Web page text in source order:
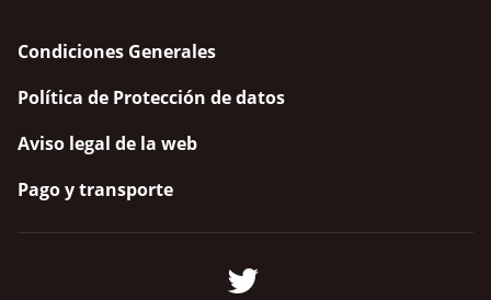
Condiciones Generales
Política de Protección de datos
Aviso legal de la web
Pago y transporte